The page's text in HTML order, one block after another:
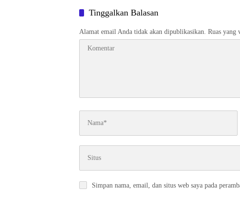
Tinggalkan Balasan
Alamat email Anda tidak akan dipublikasikan. Ruas yang
Simpan nama, email, dan situs web saya pada